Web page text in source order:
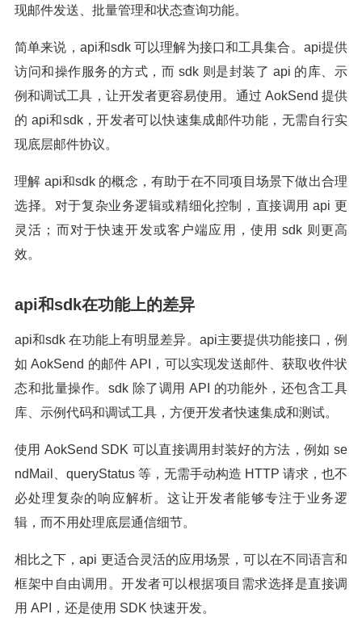
现邮件发送、批量管理和状态查询功能。
简单来说，api和sdk 可以理解为接口和工具集合。api提供
访问和操作服务的方式，而 sdk 则是封装了 api 的库、示
例和调试工具，让开发者更容易使用。通过 AokSend 提供
的 api和sdk，开发者可以快速集成邮件功能，无需自行实
现底层邮件协议。
理解 api和sdk 的概念，有助于在不同项目场景下做出合理
选择。对于复杂业务逻辑或精细化控制，直接调用 api 更
灵活；而对于快速开发或客户端应用，使用 sdk 则更高
效。
api和sdk在功能上的差异
api和sdk 在功能上有明显差异。api主要提供功能接口，例
如 AokSend 的邮件 API，可以实现发送邮件、获取收件状
态和批量操作。sdk 除了调用 API 的功能外，还包含工具
库、示例代码和调试工具，方便开发者快速集成和测试。
使用 AokSend SDK 可以直接调用封装好的方法，例如 se
ndMail、queryStatus 等，无需手动构造 HTTP 请求，也不
必处理复杂的响应解析。这让开发者能够专注于业务逻
辑，而不用处理底层通信细节。
相比之下，api 更适合灵活的应用场景，可以在不同语言和
框架中自由调用。开发者可以根据项目需求选择是直接调
用 API，还是使用 SDK 快速开发。